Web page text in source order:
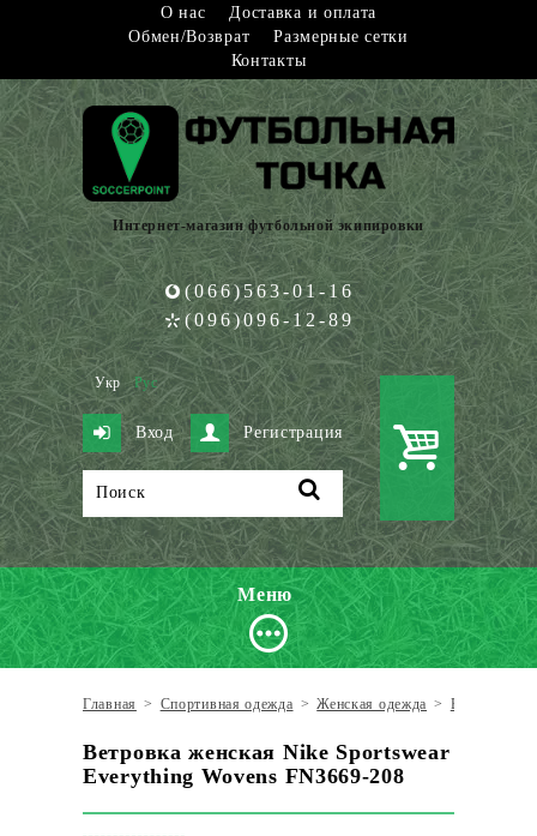
О нас
Доставка и оплата
Обмен/Возврат
Размерные сетки
Контакты
Интернет-магазин футбольной экипировки
(066)563-01-16
(096)096-12-89
Укр Рус
Вход Регистрация
Меню
Главная > Спортивная одежда > Женская одежда > Ветровки
Ветровка женская Nike Sportswear
Everything Wovens FN3669-208